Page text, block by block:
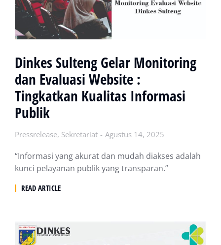
Dinkes Sulteng Gelar Monitoring
dan Evaluasi Website :
Tingkatkan Kualitas Informasi
Publik
Pressrelease, Sekretariat Agustus 14, 2025
“Informasi yang akurat dan mudah diakses adalah
kunci pelayanan publik yang transparan.”
READ ARTICLE